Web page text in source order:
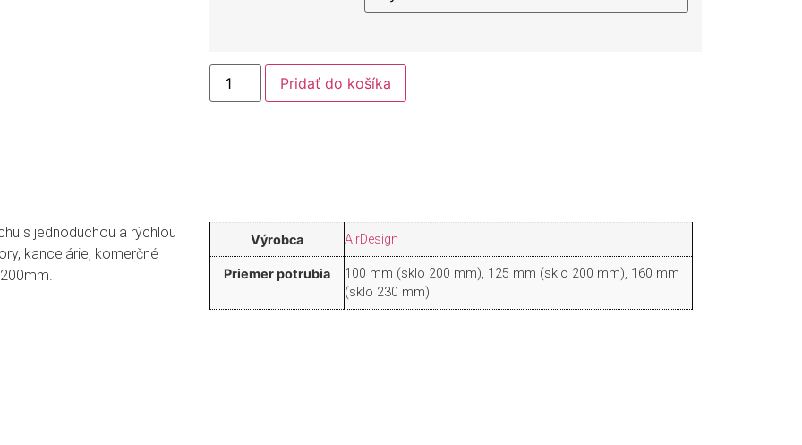
Pridať do košíka
s jednoduchou a rýchlou
kancelárie, komerčné
Výrobca AirDesign
Priemer potrubia
100 mm (sklo 200 mm), 125 mm (sklo 200 mm), 160 mm
(sklo 230 mm)